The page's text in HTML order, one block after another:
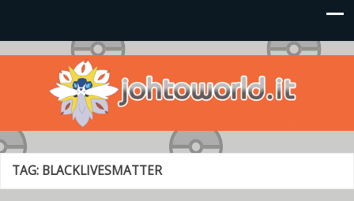
Johto World
Le novità più frizzanti dall'universo Pokémon e Nintendo
TAG: BLACKLIVESMATTER